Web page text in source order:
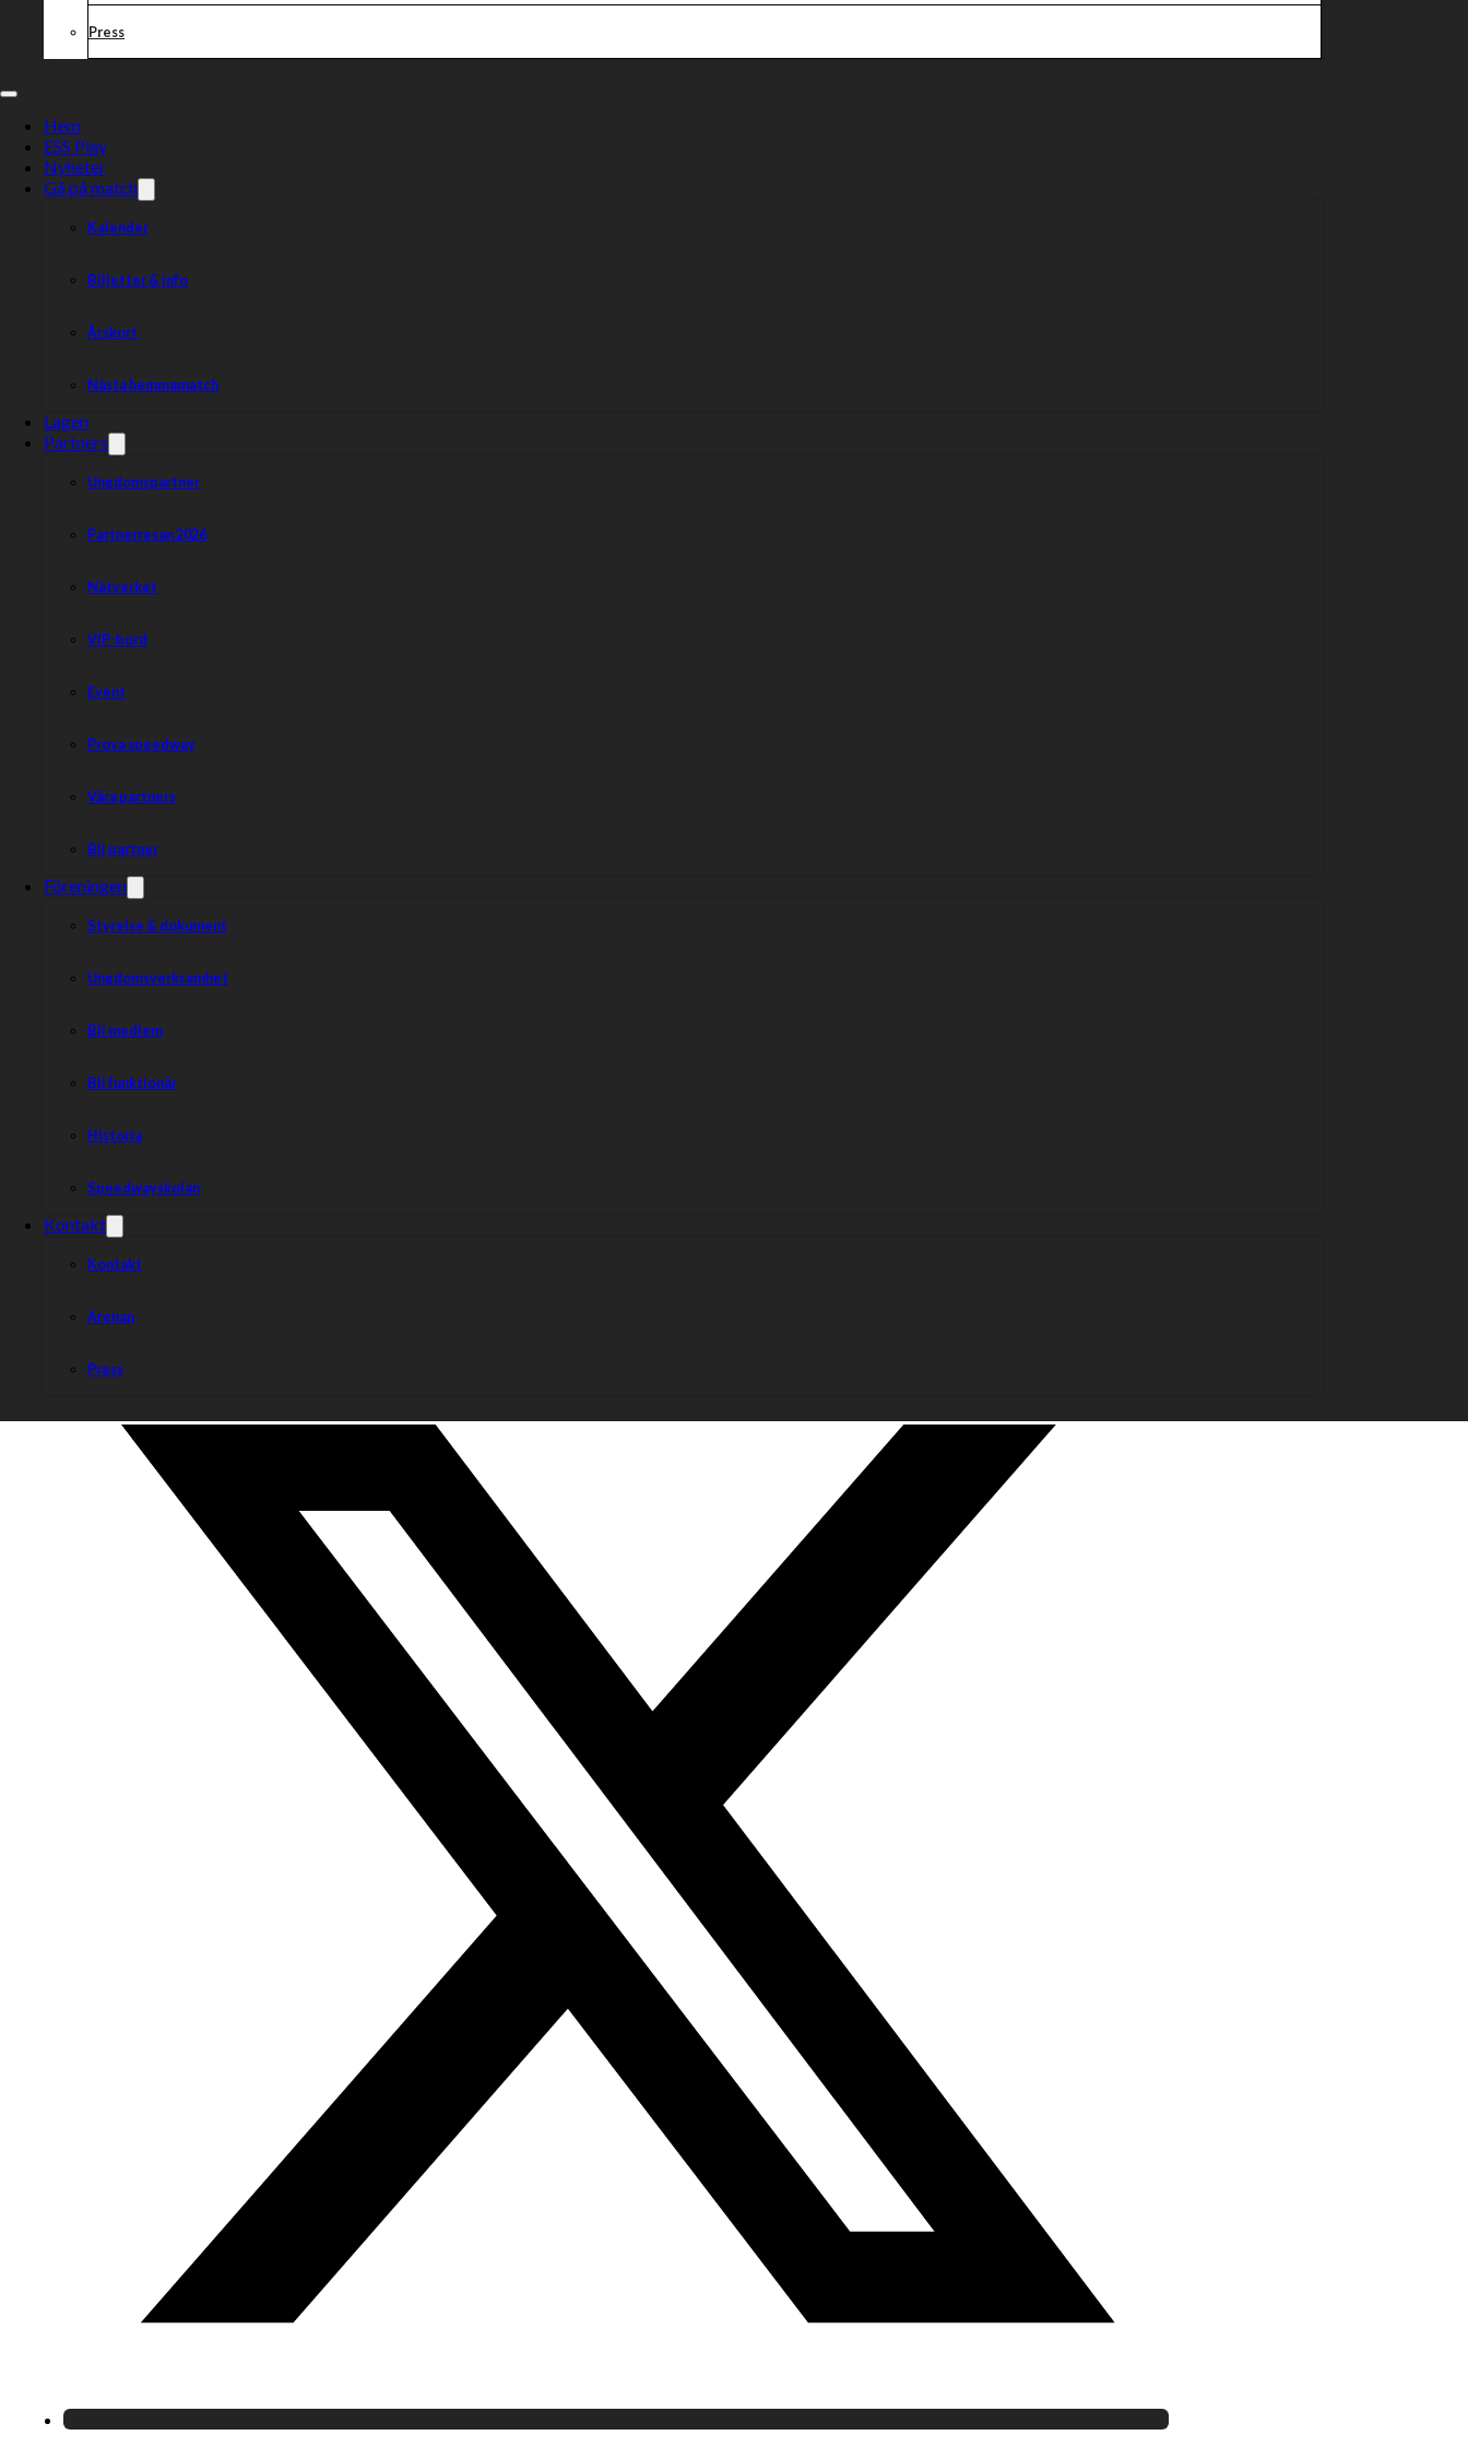
Press
Hem
ESS Play
Nyheter
Gå på match
Kalender
Biljetter & info
Årskort
Nästa hemmamatch
Lagen
Partners
Ungdomspartner
Partnerresan 2026
Nätverket
VIP-bord
Event
Prova speedway
Våra partners
Bli partner
Föreningen
Styrelse & dokument
Ungdomsverksamhet
Bli medlem
Bli funktionär
Historia
Speedwayskolan
Kontakt
Kontakt
Arenan
Press
– Dans
01:00– Festen avslutas
Varmt välkomna!
Dela nyheten: